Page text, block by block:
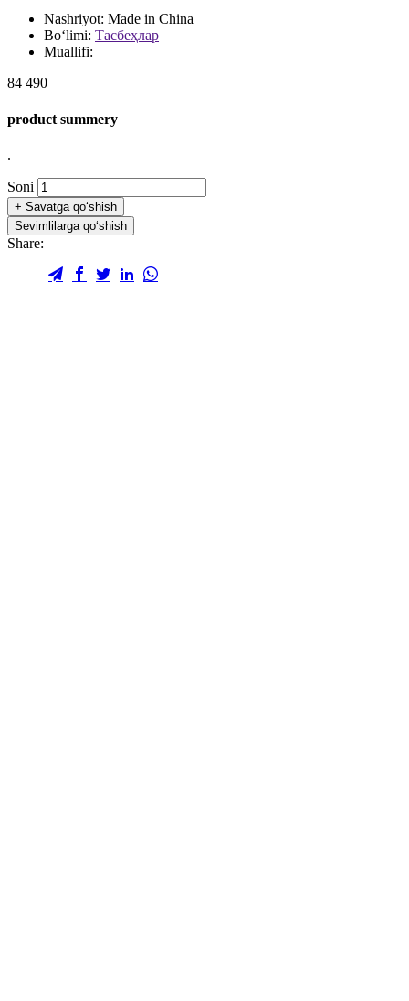
Nashriyot: Made in China
Bo‘limi: Тасбеҳлар
Muallifi:
84 490
product summery
.
Soni
+ Savatga qo‘shish
Sevimlilarga qo‘shish
Share: